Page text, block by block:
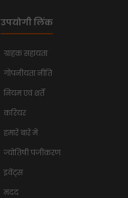
उपयोगी लिंक
ग्राहक सहायता
गोपनीयता नीति
नियम एवं शर्तें
करियर
हमारे बारे में
ज्योतिषी पंजीकरण
इवेंट्स
मदद